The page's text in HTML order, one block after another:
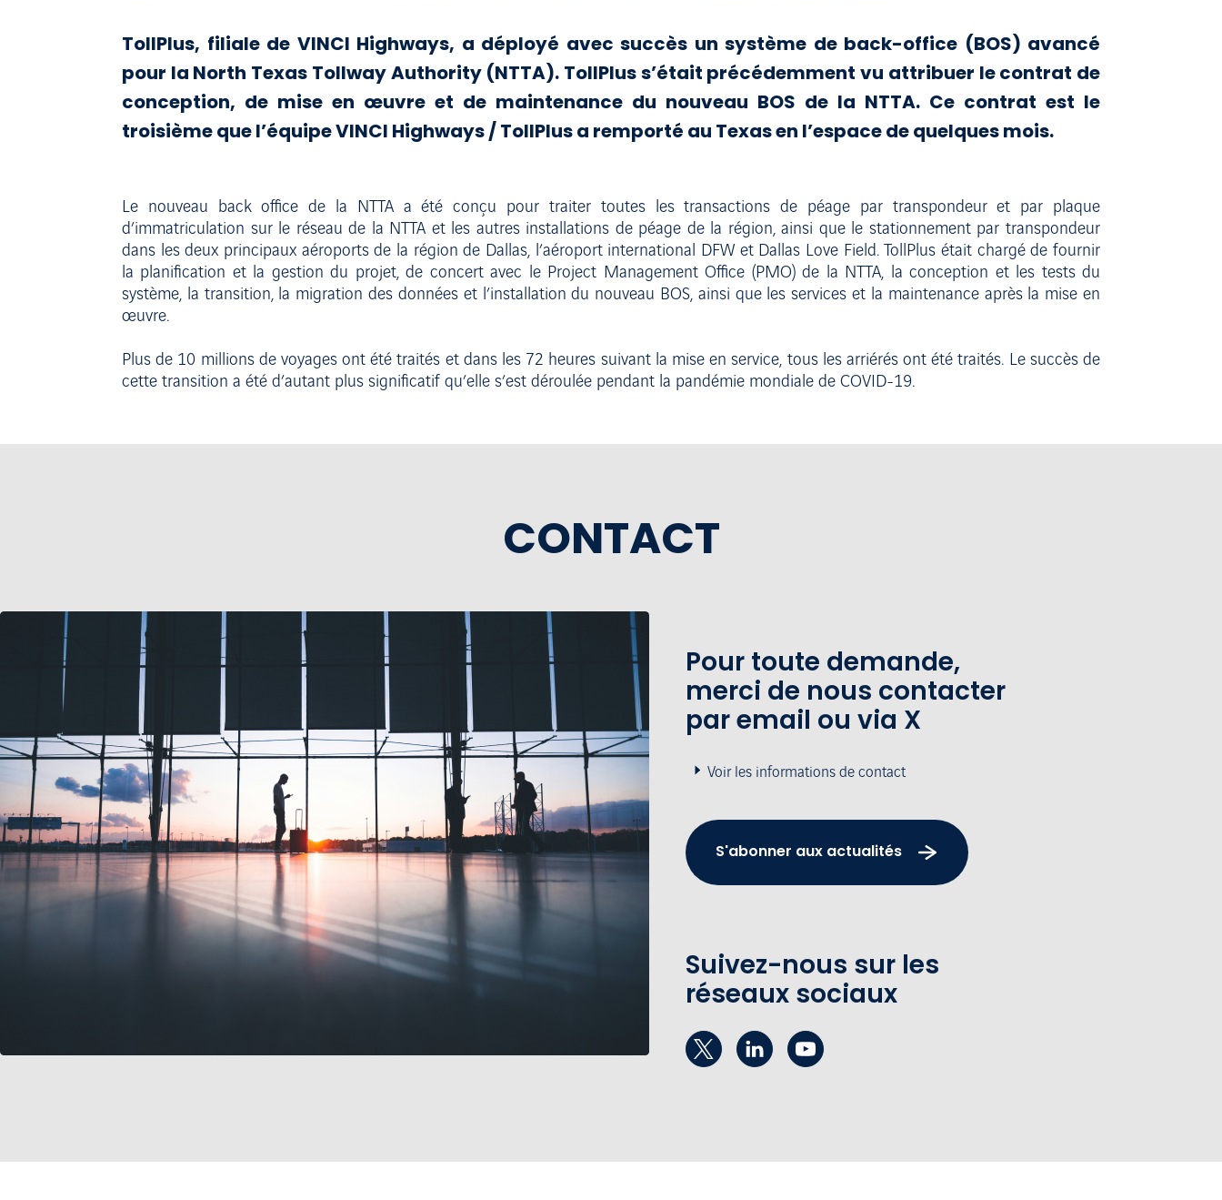
TollPlus, filiale de VINCI Highways, a déployé avec succès un système de back-office (BOS) avancé
pour la North Texas Tollway Authority (NTTA). TollPlus s’était précédemment vu attribuer le contrat de
conception, de mise en œuvre et de maintenance du nouveau BOS de la NTTA. Ce contrat est le
troisième que l’équipe VINCI Highways / TollPlus a remporté au Texas en l’espace de quelques mois.
Le nouveau back office de la NTTA a été conçu pour traiter toutes les transactions de péage par transpondeur et par plaque
d’immatriculation sur le réseau de la NTTA et les autres installations de péage de la région, ainsi que le stationnement par transpondeur
dans les deux principaux aéroports de la région de Dallas, l’aéroport international DFW et Dallas Love Field. TollPlus était chargé de fournir
la planification et la gestion du projet, de concert avec le Project Management Office (PMO) de la NTTA, la conception et les tests du
système, la transition, la migration des données et l’installation du nouveau BOS, ainsi que les services et la maintenance après la mise en
œuvre.
Plus de 10 millions de voyages ont été traités et dans les 72 heures suivant la mise en service, tous les arriérés ont été traités. Le succès de
cette transition a été d’autant plus significatif qu’elle s’est déroulée pendant la pandémie mondiale de COVID-19.
CONTACT
Pour toute demande,
merci de nous contacter
par email ou via X
Voir les informations de contact
S'abonner aux actualités
Suivez-nous sur les
réseaux sociaux